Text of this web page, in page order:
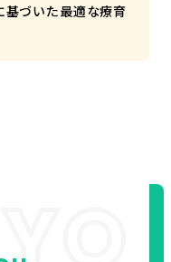
基づいた最適な療育